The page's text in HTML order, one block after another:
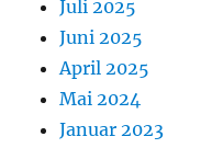
Juli 2025
Juni 2025
April 2025
Mai 2024
Januar 2023